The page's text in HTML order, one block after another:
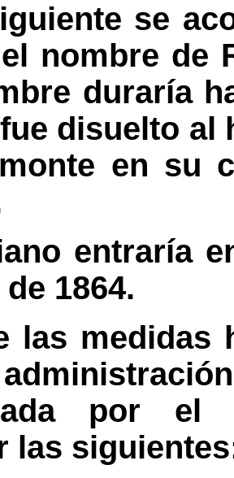
se
nombre de
duraría
disuelto al
en su
entraría
1864.
las medidas
por el
las